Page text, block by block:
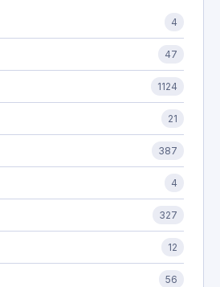
4
47
1124
21
387
4
327
12
56